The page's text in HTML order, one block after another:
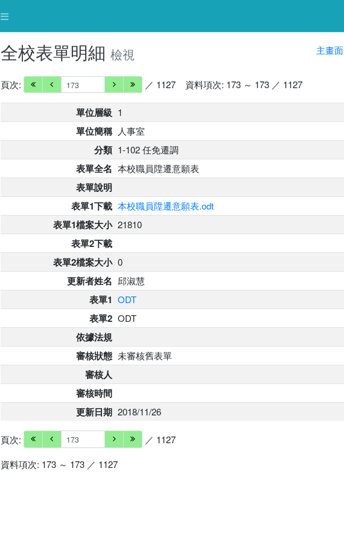
全校表單明細 檢視 主畫面
頁次: ／ 1127 資料項次: 173 ～ 173 ／ 1127
單位層級 1
單位簡稱 人事室
分類 1-102 任免遷調
表單全名 本校職員陞遷意願表
表單說明
表單1下載 本校職員陞遷意願表.odt
表單1檔案大小 21810
表單2下載
表單2檔案大小 0
更新者姓名 邱淑慧
表單1 ODT
表單2 ODT
依據法規
審核狀態 未審核舊表單
審核人
審核時間
更新日期 2018/11/26
頁次:
／ 1127
資料項次: 173 ～ 173 ／ 1127